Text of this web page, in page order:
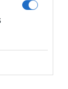
το
Δεν
Ας
μόνο από